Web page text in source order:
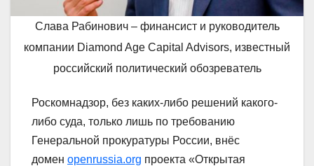
Слава Рабинович – финансист и руководитель
компании Diamond Age Capital Advisors, известный
российский политический обозреватель
Роскомнадзор, без каких-либо решений какого-
либо суда, только лишь по требованию
Генеральной прокуратуры России, внёс
домен openrussia.org проекта «Открытая